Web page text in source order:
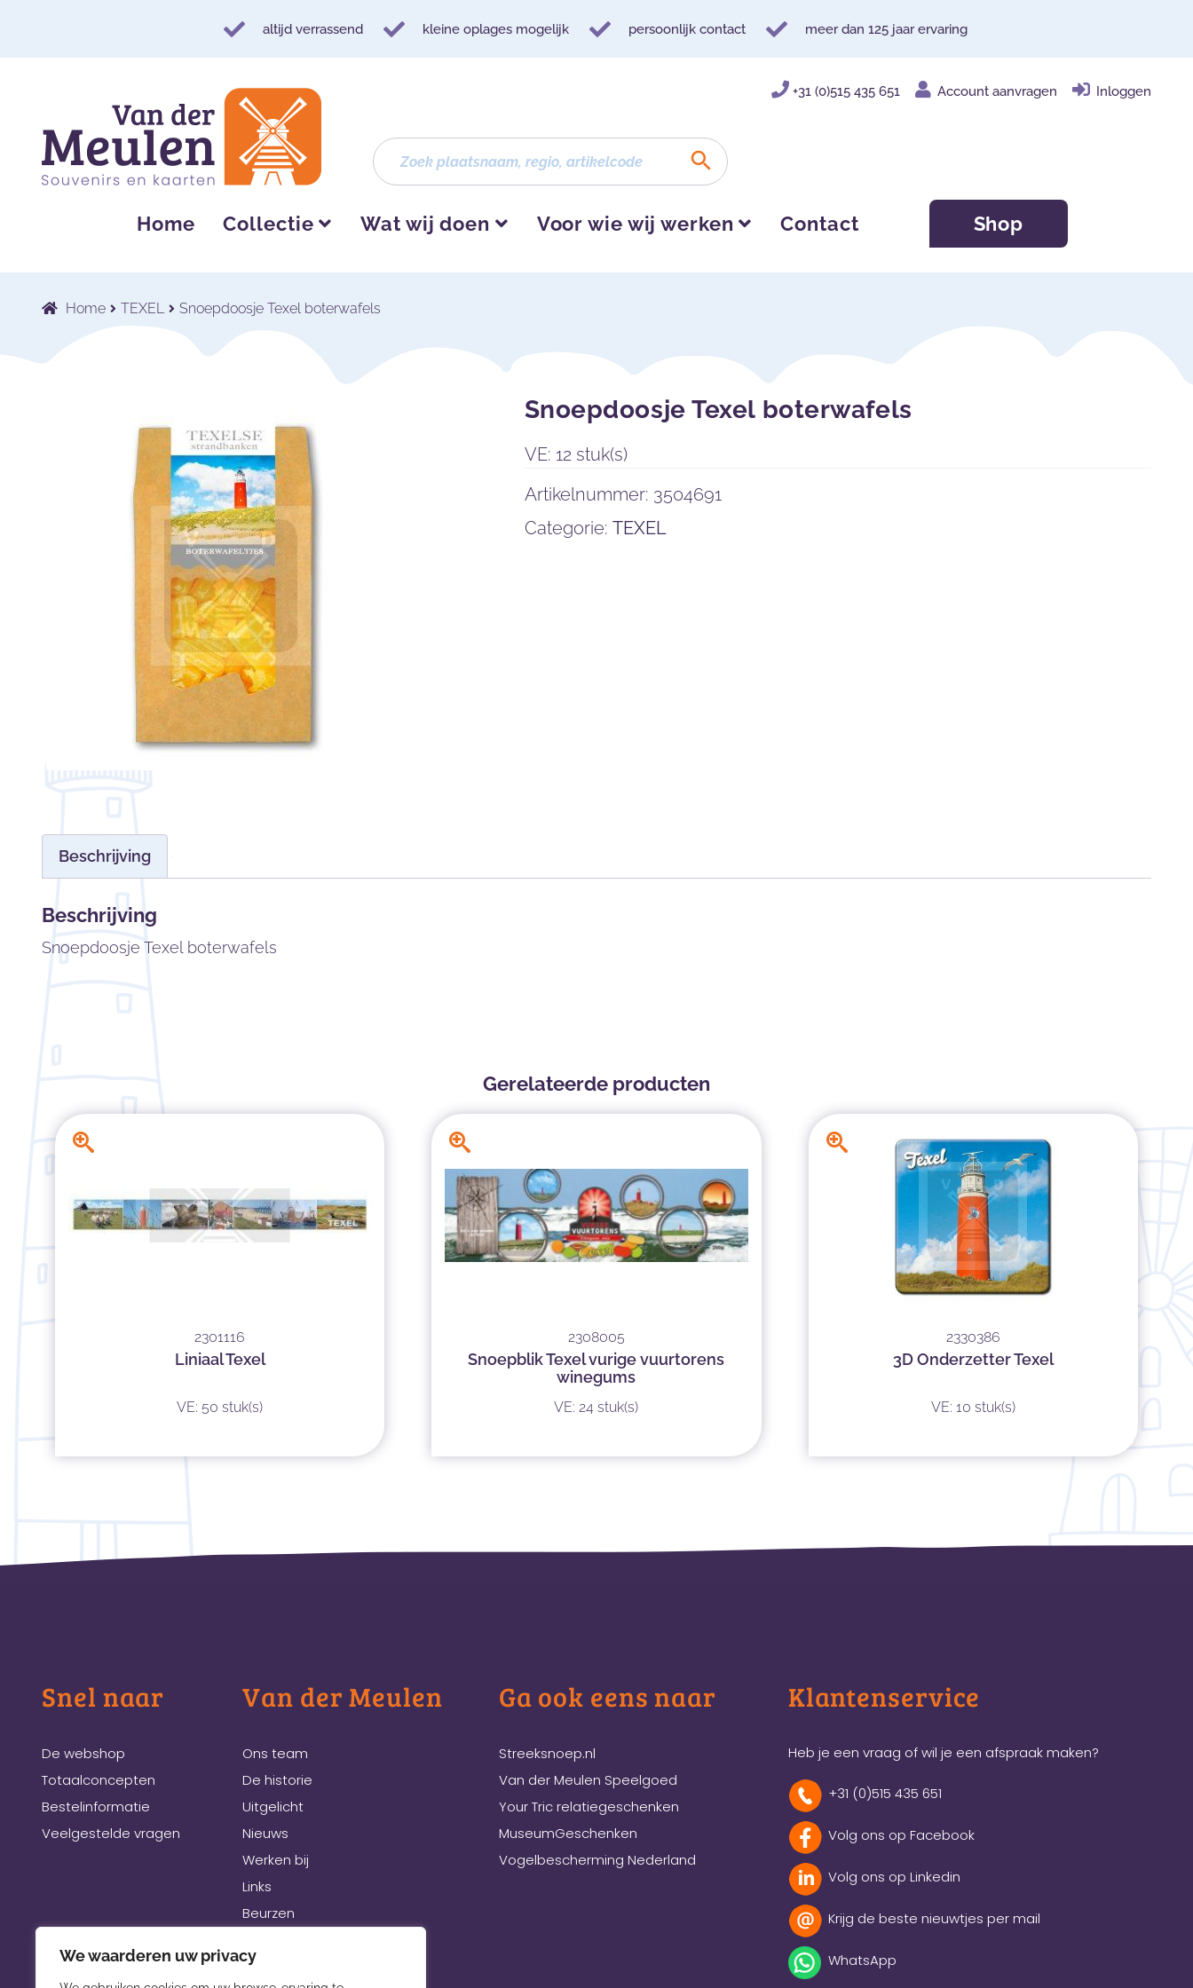
We waarderen uw privacy
altijd verrassend kleine oplages mogelijk persoonlijk contact meer dan 125 jaar ervaring
navigatie
inhoud
+31 (0)515 435 651 Account aanvragen Inloggen
Home Collectie Wat wij doen Voor wie wij werken Contact Shop
Home TEXEL Snoepdoosje Texel boterwafels
Snoepdoosje Texel boterwafels
VE: 12 stuk(s)
Artikelnummer: 3504691
Categorie: TEXEL
Beschrijving
Beschrijving
Snoepdoosje Texel boterwafels
Gerelateerde producten
2301116
Liniaal Texel
VE: 50 stuk(s)
2308005
Snoepblik Texel vurige vuurtorens
winegums
VE: 24 stuk(s)
2330386
3D Onderzetter Texel
VE: 10 stuk(s)
Snel naar
De webshop
Totaalconcepten
Bestelinformatie
Veelgestelde vragen
Van der Meulen
Ons team
De historie
Uitgelicht
Nieuws
Werken bij
Links
Beurzen
Ga ook eens naar
Streeksnoep.nl
Van der Meulen Speelgoed
Your Tric relatiegeschenken
MuseumGeschenken
Vogelbescherming Nederland
Klantenservice
Heb je een vraag of wil je een afspraak maken?
+31 (0)515 435 651
Volg ons op Facebook
Volg ons op Linkedin
Krijg de beste nieuwtjes per mail
WhatsApp